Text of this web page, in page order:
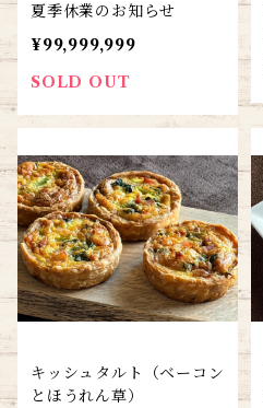
夏季休業のお知らせ
¥99,999,999
SOLD OUT
キッシュタルト（ベーコン
とほうれん草）